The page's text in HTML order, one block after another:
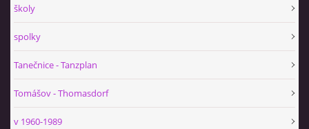
školy
spolky
Tanečnice - Tanzplan
Tomášov - Thomasdorf
v 1960-1989